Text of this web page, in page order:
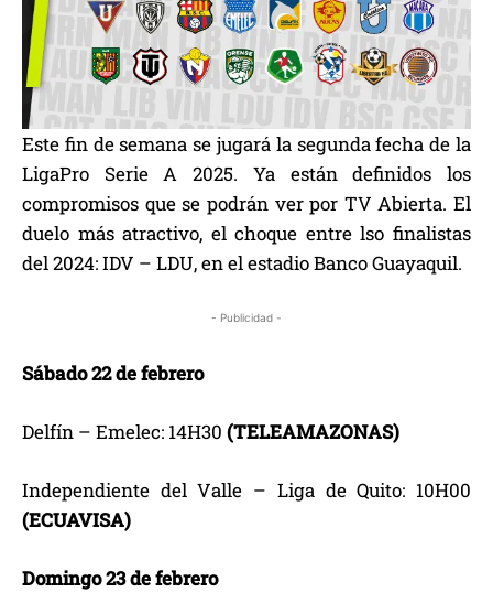
Este fin de semana se jugará la segunda fecha de la
LigaPro Serie A 2025. Ya están definidos los
compromisos que se podrán ver por TV Abierta. El
duelo más atractivo, el choque entre lso finalistas
del 2024: IDV – LDU, en el estadio Banco Guayaquil.
- Publicidad -
Sábado 22 de febrero
Delfín – Emelec: 14H30 (TELEAMAZONAS)
Independiente del Valle – Liga de Quito: 10H00
(ECUAVISA)
Domingo 23 de febrero